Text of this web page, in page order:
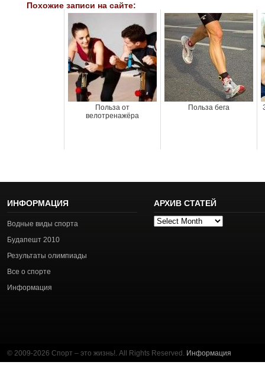
Похожие записи на сайте:
Польза от
велотренажёра
Польза бега
ИНФОРМАЦИЯ
Водные виды спорта
Будапешт 2010
Результаты олимпиады
Все о спорте
Информация
АРХИВ СТАТЕЙ
Архив
© 2009-2026 Спорт – это жизнь!. All Rights Reserved. Информация